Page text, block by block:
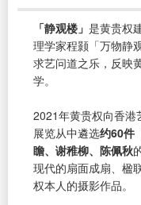
「静观楼」 是黄贵权
理学家程颢「万物静
求艺问道之乐，反映
学。
2021年黄贵权向香港
展览从中遴选约60件
瞻、谢稚柳、陈佩秋
现代的扇面成扇、楹
权本人的摄影作品。